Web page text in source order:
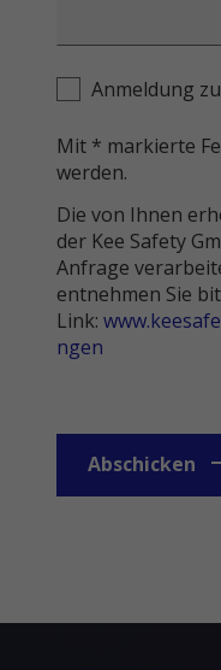
Anmeldung
Mit * markierte
werden.
Die von Ihnen
der Kee Safety
Anfrage
entnehmen Sie
Link:
ngen
Abschicken